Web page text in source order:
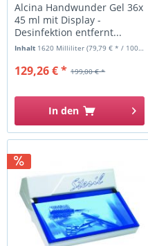
Alcina Handwunder Gel 36x
45 ml mit Display -
Desinfektion entfernt...
Inhalt 1620 Milliliter(79,79 € * / 1000 Milliliter)
199,00 € *
129,26 € *
In den